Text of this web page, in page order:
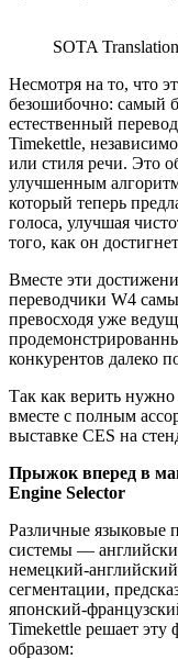
SOTA
Несмотря на то, что
безошибочно: самый
естественный
Timekettle,
или стиля речи. Это
улучшенным
который теперь
голоса, улучшая
того, как он
Вместе эти
переводчики W4
превосходя уже
конкурентов далеко
Так как верить
вместе с полным
выставке CES на
Прыжок вперед в
Engine Selector
Различные языковые
системы —
немецкий-
сегментации,
японский-
Timekettle решает
образом: